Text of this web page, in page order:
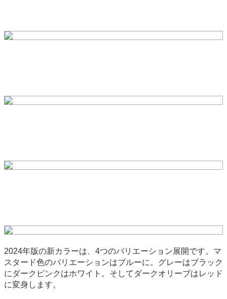
2024年版の新カラーは、4つのバリエーション展開です。マ
スタード色のバリエーションはブルーに。グレーはブラック
にダークピンクはホワイト。そしてダークオリーブはレッド
に変身します。